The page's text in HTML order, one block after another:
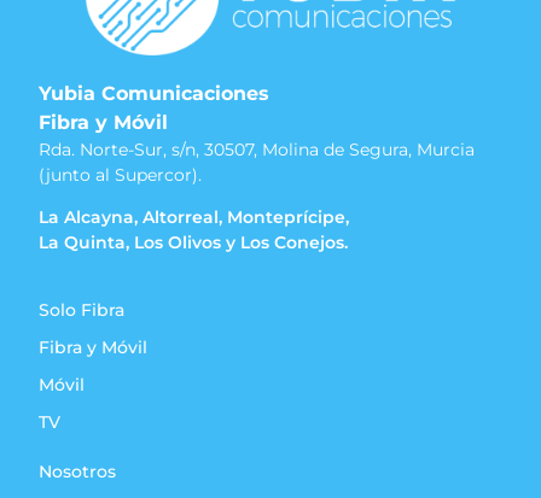
Yubia Comunicaciones
Fibra y Móvil
Rda. Norte-Sur, s/n, 30507, Molina de Segura, Murcia
(junto al Supercor).
La Alcayna, Altorreal, Monteprícipe,
La Quinta, Los Olivos y Los Conejos.
Solo Fibra
Fibra y Móvil
Móvil
TV
Nosotros